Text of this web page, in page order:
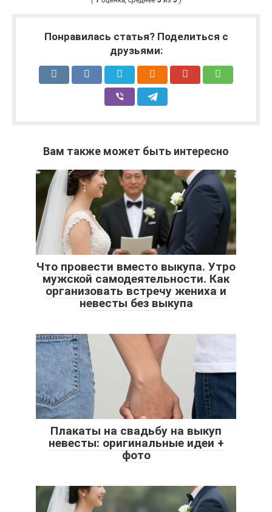
Понравилась статья? Поделиться с
друзьями:
Вам также может быть интересно
Что провести вместо выкупа. Утро
мужской самодеятельности. Как
организовать встречу жениха и
невесты без выкупа
Плакаты на свадьбу на выкуп
невесты: оригинальные идеи +
фото